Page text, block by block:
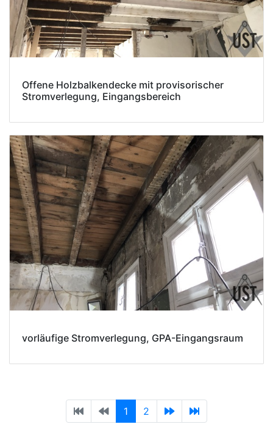
Offene Holzbalkendecke mit provisorischer
Stromverlegung, Eingangsbereich
vorläufige Stromverlegung, GPA-Eingangsraum
1 2